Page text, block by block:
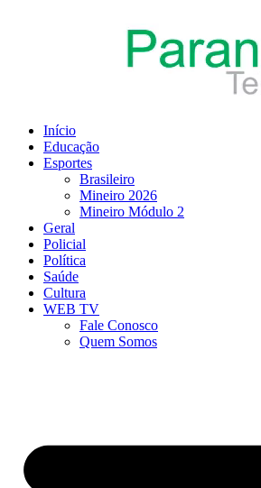
Início
Educação
Esportes
Brasileiro
Mineiro 2026
Mineiro Módulo 2
Geral
Policial
Política
Saúde
Cultura
WEB TV
Fale Conosco
Quem Somos